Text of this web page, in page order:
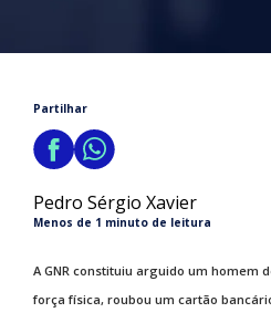
Partilhar
Pedro Sérgio Xavier
Menos de 1 minuto de leitura
A GNR constituiu arguido um homem
força física, roubou um cartão